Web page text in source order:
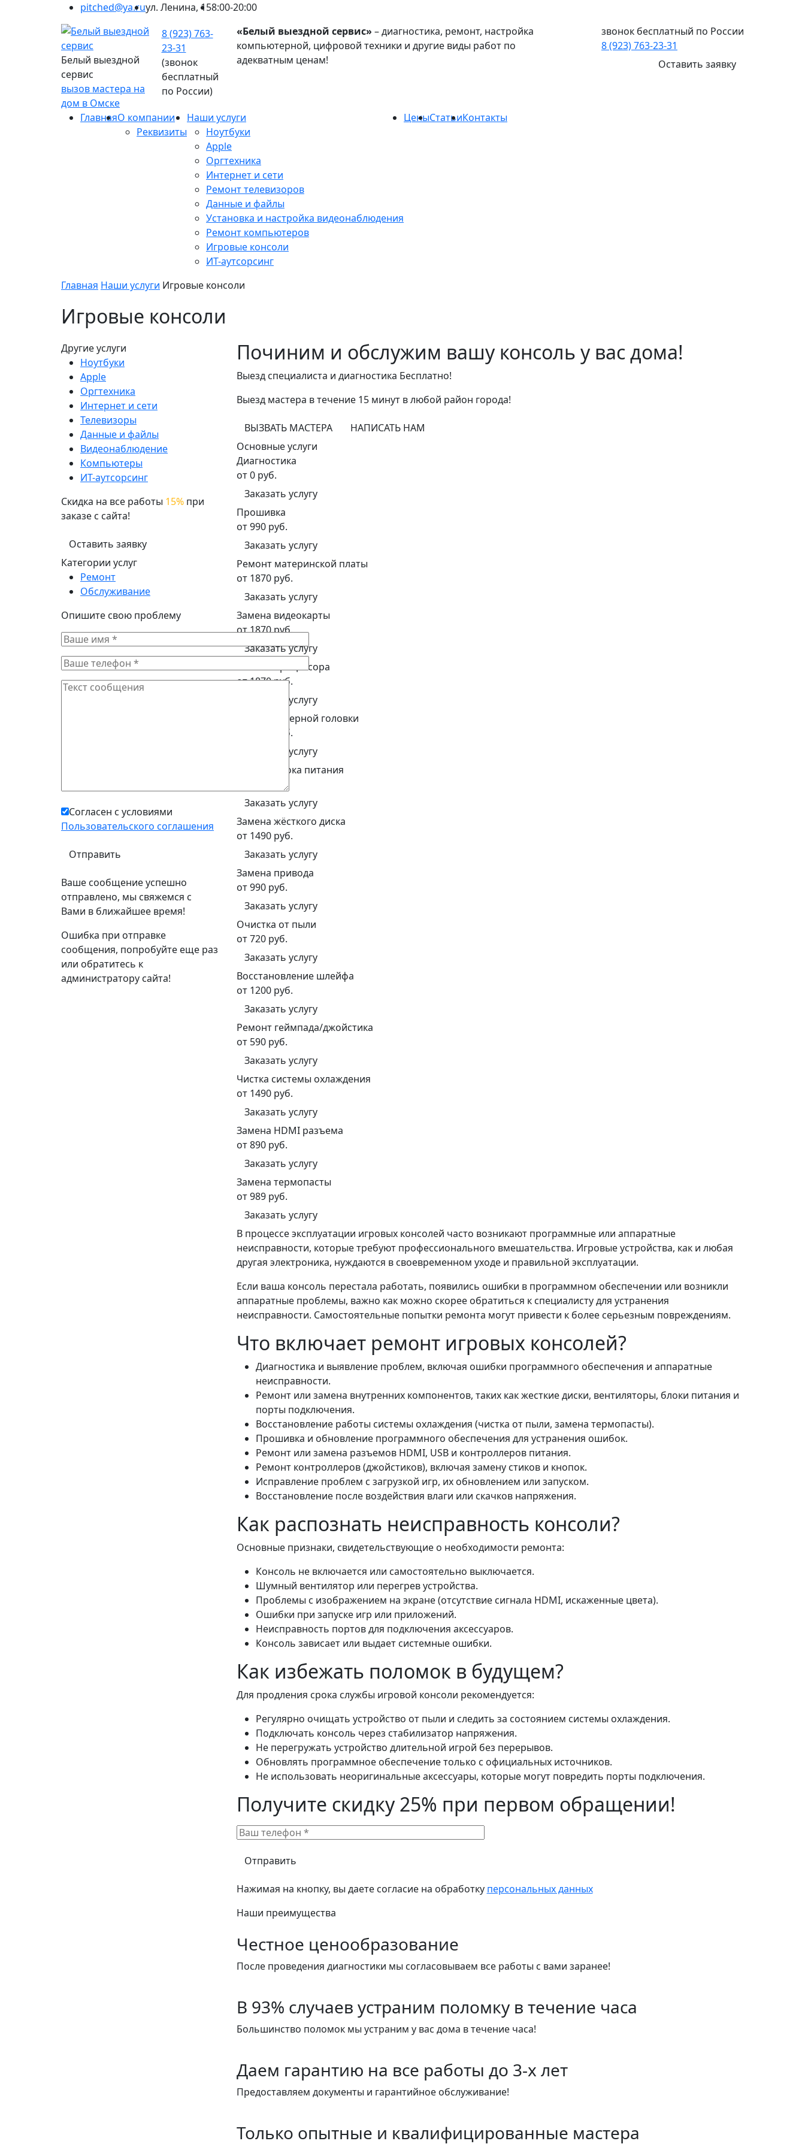
pitched@ya.ruул. Ленина, 158:00-20:00
Белый выездной
сервис
вызов мастера на
дом в Омске
8 (923) 763-
23-31
(звонок
бесплатный
по России)
«Белый выездной сервис» – диагностика, ремонт, настройка
компьютерной, цифровой техники и другие виды работ по
адекватным ценам!
звонок бесплатный по России
8 (923) 763-23-31
Оставить заявку
ГлавнаяО компании
Реквизиты
Наши услуги
Ноутбуки
Apple
Оргтехника
Интернет и сети
Ремонт телевизоров
Данные и файлы
Установка и настройка видеонаблюдения
Ремонт компьютеров
Игровые консоли
ИТ-аутсорсинг
ЦеныСтатьиКонтакты
Главная Наши услуги Игровые консоли
Игровые консоли
Починим и обслужим вашу консоль у вас дома!
Выезд специалиста и диагностика Бесплатно!
Выезд мастера в течение 15 минут в любой район города!
ВЫЗВАТЬ МАСТЕРА
НАПИСАТЬ НАМ
Основные услуги
Диагностика
от 0 руб.
Заказать услугу
Прошивка
от 990 руб.
Заказать услугу
Ремонт материнской платы
от 1870 руб.
Заказать услугу
Замена видеокарты
от 1870 руб.
Заказать услугу
Замена процессора
от 1870 руб.
Заказать услугу
Замена лазерной головки
от 1388 руб.
Заказать услугу
Ремонт блока питания
от 990 руб.
Заказать услугу
Замена жёсткого диска
от 1490 руб.
Заказать услугу
Замена привода
от 990 руб.
Заказать услугу
Очистка от пыли
от 720 руб.
Заказать услугу
Восстановление шлейфа
от 1200 руб.
Заказать услугу
Ремонт геймпада/джойстика
от 590 руб.
Заказать услугу
Чистка системы охлаждения
от 1490 руб.
Заказать услугу
Замена HDMI разъема
от 890 руб.
Заказать услугу
Замена термопасты
от 989 руб.
Заказать услугу
В процессе эксплуатации игровых консолей часто возникают программные или аппаратные
неисправности, которые требуют профессионального вмешательства. Игровые устройства, как и любая
другая электроника, нуждаются в своевременном уходе и правильной эксплуатации.
Если ваша консоль перестала работать, появились ошибки в программном обеспечении или возникли
аппаратные проблемы, важно как можно скорее обратиться к специалисту для устранения
неисправности. Самостоятельные попытки ремонта могут привести к более серьезным повреждениям.
Что включает ремонт игровых консолей?
Диагностика и выявление проблем, включая ошибки программного обеспечения и аппаратные
неисправности.
Ремонт или замена внутренних компонентов, таких как жесткие диски, вентиляторы, блоки питания и
порты подключения.
Восстановление работы системы охлаждения (чистка от пыли, замена термопасты).
Прошивка и обновление программного обеспечения для устранения ошибок.
Ремонт или замена разъемов HDMI, USB и контроллеров питания.
Ремонт контроллеров (джойстиков), включая замену стиков и кнопок.
Исправление проблем с загрузкой игр, их обновлением или запуском.
Восстановление после воздействия влаги или скачков напряжения.
Как распознать неисправность консоли?
Основные признаки, свидетельствующие о необходимости ремонта:
Консоль не включается или самостоятельно выключается.
Шумный вентилятор или перегрев устройства.
Проблемы с изображением на экране (отсутствие сигнала HDMI, искаженные цвета).
Ошибки при запуске игр или приложений.
Неисправность портов для подключения аксессуаров.
Консоль зависает или выдает системные ошибки.
Как избежать поломок в будущем?
Для продления срока службы игровой консоли рекомендуется:
Регулярно очищать устройство от пыли и следить за состоянием системы охлаждения.
Подключать консоль через стабилизатор напряжения.
Не перегружать устройство длительной игрой без перерывов.
Обновлять программное обеспечение только с официальных источников.
Не использовать неоригинальные аксессуары, которые могут повредить порты подключения.
Получите скидку 25% при первом обращении!
Нажимая на кнопку, вы даете согласие на обработку персональных данных
Наши преимущества
Честное ценообразование
После проведения диагностики мы согласовываем все работы с вами заранее!
В 93% случаев устраним поломку в течение часа
Большинство поломок мы устраним у вас дома в течение часа!
Даем гарантию на все работы до 3-х лет
Предоставляем документы и гарантийное обслуживание!
Только опытные и квалифицированные мастера
Другие услуги
Ноутбуки
Apple
Оргтехника
Интернет и сети
Телевизоры
Данные и файлы
Видеонаблюдение
Компьютеры
ИТ-аутсорсинг
Скидка на все работы 15% при
заказе с сайта!
Оставить заявку
Категории услуг
Ремонт
Обслуживание
Опишите свою проблему
Согласен с условиями
Пользовательского соглашения
Ваше сообщение успешно
отправлено, мы свяжемся с
Вами в ближайшее время!
Ошибка при отправке
сообщения, попробуйте еще раз
или обратитесь к
администратору сайта!